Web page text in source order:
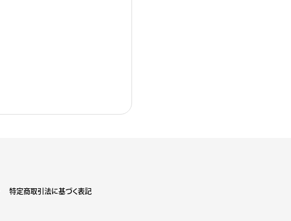
特定商取引法に基づく表記